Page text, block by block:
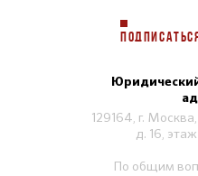
129164, г.
д. 16,
По общим